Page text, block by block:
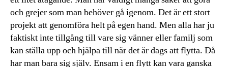
och grejer som man behöver gå igenom. Det är ett stort
projekt att genomföra helt på egen hand. Men alla har ju
faktiskt inte tillgång till vare sig vänner eller familj som
kan ställa upp och hjälpa till när det är dags att flytta. Då
har man bara sig själv. Ensam i en flytt kan vara ganska